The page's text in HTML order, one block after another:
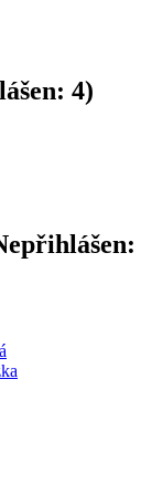
4)